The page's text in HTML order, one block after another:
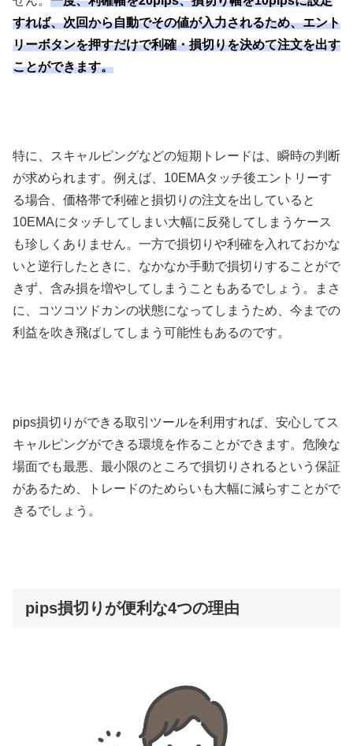
すれば、次回から自動でその値が入力されるため、エント
リーボタンを押すだけで利確・損切りを決めて注文を出す
ことができます。
特に、スキャルピングなどの短期トレードは、瞬時の判断
が求められます。例えば、 10EMAタッチ後エントリーす
る場合、価格帯で利確と損切りの注文を出していると
10EMAにタッチしてしまい大幅に反発してしまうケース
も珍しくありません。一方で損切りや利確を入れておかな
いと逆行したときに、なかなか手動で損切りすることがで
きず、含み損を増やしてしまうこともあるでしょう。まさ
に、コツコツドカンの状態になってしまうため、今までの
利益を吹き飛ばしてしまう可能性もあるのです。
pips損切りができる取引ツールを利用すれば、安心してス
キャルピングができる環境を作ることができます。危険な
場面でも最悪、最小限のところで損切りされるという保証
があるため、トレードのためらいも大幅に減らすことがで
きるでしょう。
pips損切りが便利な4つの理由